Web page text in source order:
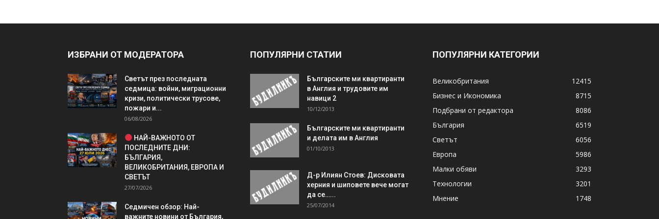
ИЗБРАНИ ОТ МОДЕРАТОРА
Светът през последната
седмица: войни, миграционни
кризи, политически трусове,
пожари и...
06/08/2026
НАЙ-ВАЖНОТО ОТ
ПОСЛЕДНИТЕ ДНИ:
БЪЛГАРИЯ,
ВЕЛИКОБРИТАНИЯ, ЕВРОПА И
СВЕТЪТ
27/07/2026
Седмичен обзор: Най-
важните новини от България,
ПОПУЛЯРНИ СТАТИИ
Българските ми квартиранти
в Англия и трудовите им
навици 2
10/12/2013
Българските ми квартиранти
и делата им в Англия
01/10/2013
Д-р Илиян Стоев: Дисковата
херния и шиповете вече могат
да се…...
25/07/2014
ПОПУЛЯРНИ КАТЕГОРИИ
Великобритания
12415
Бизнес и Икономика
8715
Подбрани от редактора
8086
България
6519
Светът
6056
Европа
5986
Малки обяви
3293
Технологии
3201
Мнение
1748